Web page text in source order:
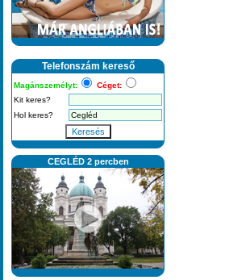
Telefonszám kereső
Magánszemélyt:
Céget:
Kit keres?
Hol keres?
Keresés
CEGLÉD 2 percben